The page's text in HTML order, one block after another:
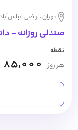
تهران ، اراضی عباس‌آباد
صندلی روزانه -
نقطه
هر روز